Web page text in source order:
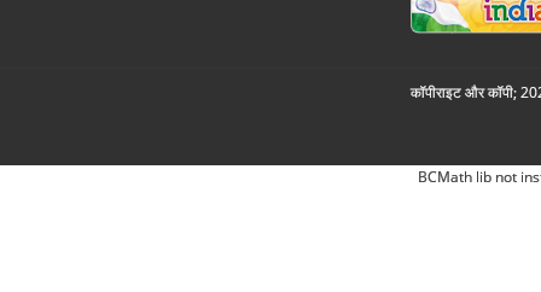
कॉपीराइट और कॉपी;
BCMath lib not